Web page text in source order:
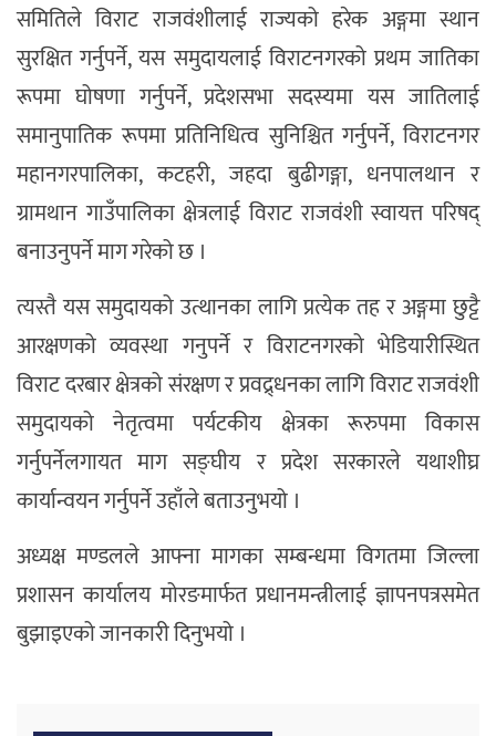
समितिले विराट राजवंशीलाई राज्यको हरेक अङ्गमा स्थान
सुरक्षित गर्नुपर्ने, यस समुदायलाई विराटनगरको प्रथम जातिका
रूपमा घोषणा गर्नुपर्ने, प्रदेशसभा सदस्यमा यस जातिलाई
समानुपातिक रूपमा प्रतिनिधित्व सुनिश्चित गर्नुपर्ने, विराटनगर
महानगरपालिका, कटहरी, जहदा बुढीगङ्गा, धनपालथान र
ग्रामथान गाउँपालिका क्षेत्रलाई विराट राजवंशी स्वायत्त परिषद्
बनाउनुपर्ने माग गरेको छ ।
त्यस्तै यस समुदायको उत्थानका लागि प्रत्येक तह र अङ्गमा छुट्टै
आरक्षणको व्यवस्था गनुपर्ने र विराटनगरको भेडियारीस्थित
विराट दरबार क्षेत्रको संरक्षण र प्रवद्र्धनका लागि विराट राजवंशी
समुदायको नेतृत्वमा पर्यटकीय क्षेत्रका रूरुपमा विकास
गर्नुपर्नेलगायत माग सङ्घीय र प्रदेश सरकारले यथाशीघ्र
कार्यान्वयन गर्नुपर्ने उहाँले बताउनुभयो ।
अध्यक्ष मण्डलले आफ्ना मागका सम्बन्धमा विगतमा जिल्ला
प्रशासन कार्यालय मोरङमार्फत प्रधानमन्त्रीलाई ज्ञापनपत्रसमेत
बुझाइएको जानकारी दिनुभयो ।